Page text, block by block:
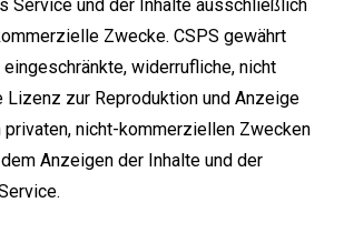
Service und der Inhalte ausschließlich
Zwecke. CSPS gewährt
widerrufliche, nicht
Lizenz zur Reproduktion und Anzeige
privaten, nicht-kommerziellen Zwecken
Anzeigen der Inhalte und der